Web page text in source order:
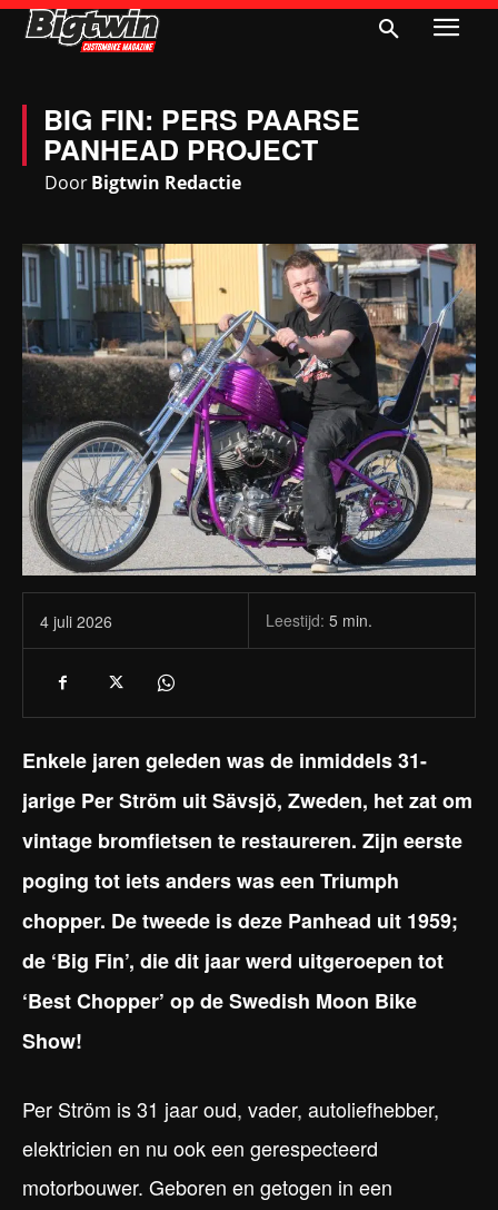
BIG FIN: PERS PAARSE
PANHEAD PROJECT
DoorBigtwin Redactie
4 juli 2026 Leestijd: 5 min.
Enkele jaren geleden was de inmiddels 31-
jarige Per Ström uit Sävsjö, Zweden, het zat om
vintage bromfietsen te restaureren. Zijn eerste
poging tot iets anders was een Triumph
chopper. De tweede is deze Panhead uit 1959;
de ‘Big Fin’, die dit jaar werd uitgeroepen tot
‘Best Chopper’ op de Swedish Moon Bike
Show!
Per Ström is 31 jaar oud, vader, autoliefhebber,
elektricien en nu ook een gerespecteerd
motorbouwer. Geboren en getogen in een